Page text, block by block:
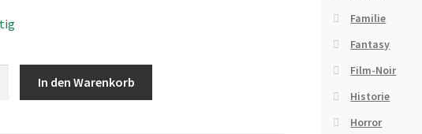
In den Warenkorb
Familie
Fantasy
Film-Noir
Historie
Horror